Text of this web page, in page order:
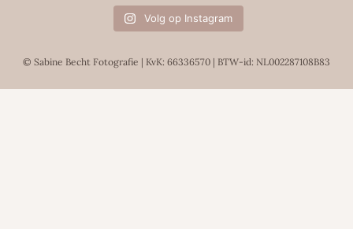
Volg op Instagram
© Sabine Becht Fotografie | KvK: 66336570 | BTW-id: NL002287108B83